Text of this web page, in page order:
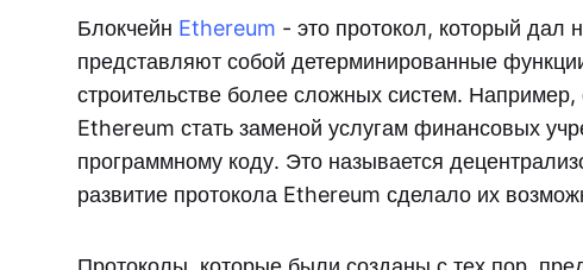
Блокчейн Ethereum - это протокол, который дал
представляют собой детерминированные
строительстве более сложных систем.
Ethereum стать заменой услугам финансовых
программному коду. Это называется
развитие протокола Ethereum сделало их